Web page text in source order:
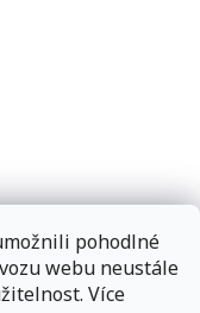
pohodlné
webu neustále
Více